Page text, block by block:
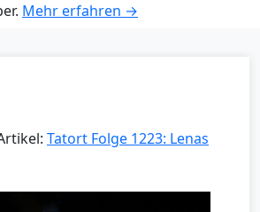
Mehr erfahren →
Tatort Folge 1223: Lenas